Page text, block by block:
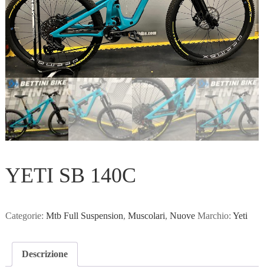
YETI SB 140C
Categorie: Mtb Full Suspension, Muscolari, Nuove Marchio: Yeti
Descrizione